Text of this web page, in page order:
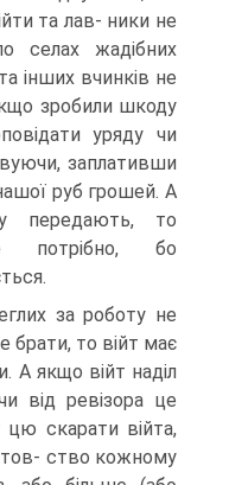
та лав- ники не
селах жадібних
інших вчинків не
зробили шкоду
уряду чи
заплативши
руб грошей. A
передають, то
потрібно, бо
за роботу не
брати, то війт має
A якщо війт наділ
від ревізора це
скарати війта,
ство кожному